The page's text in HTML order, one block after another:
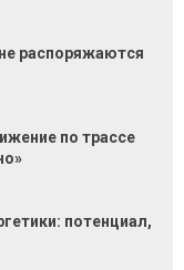
распоряжаются
по трассе
потенциал,